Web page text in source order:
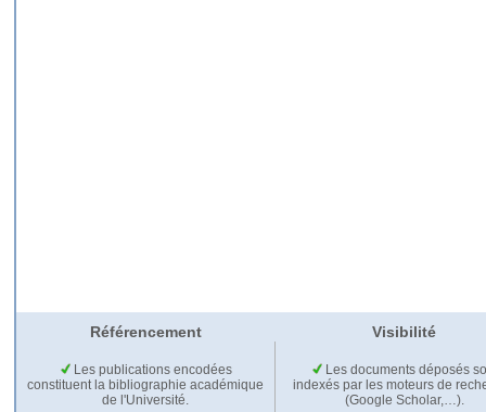
Référencement Visibilité
Les publications encodées
constituent la bibliographie académique
de l'Université.
Les documents déposés
indexés par les moteurs de
(Google Scholar,…).